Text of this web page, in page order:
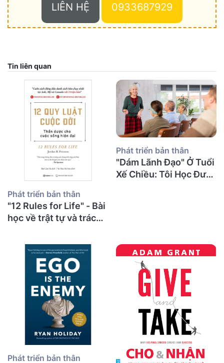
LIÊN HỆ 0933687929
Tin liên quan
Phát triển bản thân
"12 Rules for Life" - Bài
học về trật tự và trách
già sau 30 năm giảng
đường
Phát triển bản thân
"Dám Lãnh Đạo" Ở Tuổi
Xế Chiều: Tôi Học Được
Phát triển bản thân